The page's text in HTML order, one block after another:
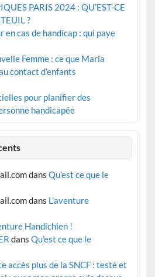
PARIS 2024 : QU’EST-CE
?
en cas de handicap : qui paye
Femme : ce que Maria
contact d’enfants
pour planifier des
handicapée
dans Qu’est ce que le
dans L’aventure
Handichien !
dans Qu’est ce que le
accès plus de la SNCF : testé et